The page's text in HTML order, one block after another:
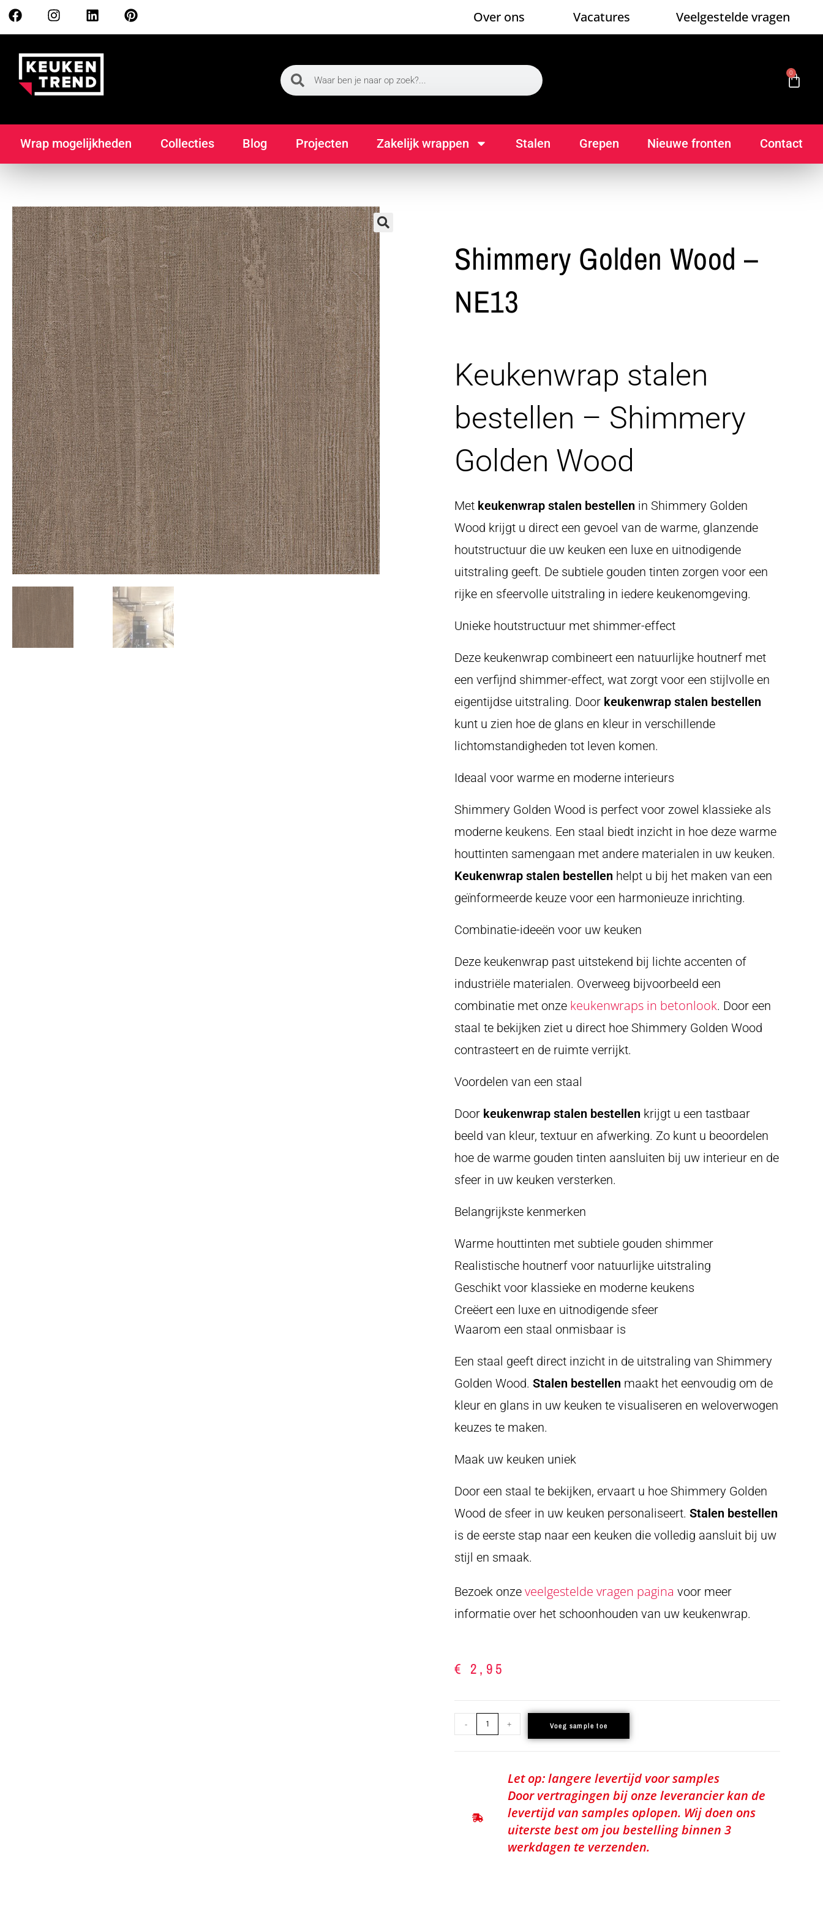
Over ons Vacatures Veelgestelde vragen
0
Wrap mogelijkheden Collecties Blog Projecten Zakelijk wrappen Stalen Grepen Nieuwe fronten Contact
🔍
Shimmery Golden Wood –
NE13
Keukenwrap stalen
bestellen – Shimmery
Golden Wood
Met keukenwrap stalen bestellen in Shimmery Golden
Wood krijgt u direct een gevoel van de warme, glanzende
houtstructuur die uw keuken een luxe en uitnodigende
uitstraling geeft. De subtiele gouden tinten zorgen voor een
rijke en sfeervolle uitstraling in iedere keukenomgeving.
Unieke houtstructuur met shimmer-effect
Deze keukenwrap combineert een natuurlijke houtnerf met
een verfijnd shimmer-effect, wat zorgt voor een stijlvolle en
eigentijdse uitstraling. Door keukenwrap stalen bestellen
kunt u zien hoe de glans en kleur in verschillende
lichtomstandigheden tot leven komen.
Ideaal voor warme en moderne interieurs
Shimmery Golden Wood is perfect voor zowel klassieke als
moderne keukens. Een staal biedt inzicht in hoe deze warme
houttinten samengaan met andere materialen in uw keuken.
Keukenwrap stalen bestellen helpt u bij het maken van een
geïnformeerde keuze voor een harmonieuze inrichting.
Combinatie-ideeën voor uw keuken
Deze keukenwrap past uitstekend bij lichte accenten of
industriële materialen. Overweeg bijvoorbeeld een
combinatie met onze keukenwraps in betonlook. Door een
staal te bekijken ziet u direct hoe Shimmery Golden Wood
contrasteert en de ruimte verrijkt.
Voordelen van een staal
Door keukenwrap stalen bestellen krijgt u een tastbaar
beeld van kleur, textuur en afwerking. Zo kunt u beoordelen
hoe de warme gouden tinten aansluiten bij uw interieur en de
sfeer in uw keuken versterken.
Belangrijkste kenmerken
Warme houttinten met subtiele gouden shimmer
Realistische houtnerf voor natuurlijke uitstraling
Geschikt voor klassieke en moderne keukens
Creëert een luxe en uitnodigende sfeer
Waarom een staal onmisbaar is
Een staal geeft direct inzicht in de uitstraling van Shimmery
Golden Wood. Stalen bestellen maakt het eenvoudig om de
kleur en glans in uw keuken te visualiseren en weloverwogen
keuzes te maken.
Maak uw keuken uniek
Door een staal te bekijken, ervaart u hoe Shimmery Golden
Wood de sfeer in uw keuken personaliseert. Stalen bestellen
is de eerste stap naar een keuken die volledig aansluit bij uw
stijl en smaak.
Bezoek onze veelgestelde vragen pagina voor meer
informatie over het schoonhouden van uw keukenwrap.
€ 2,95
- + Voeg sample toe
Let op: langere levertijd voor samples
Door vertragingen bij onze leverancier kan de
levertijd van samples oplopen. Wij doen ons
uiterste best om jou bestelling binnen 3
werkdagen te verzenden.